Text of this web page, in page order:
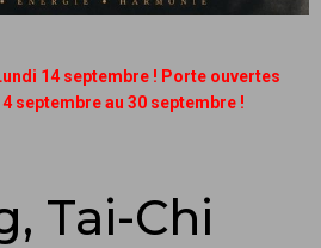
14 septembre ! Porte ouvertes
septembre au 30 septembre !
Tai-Chi